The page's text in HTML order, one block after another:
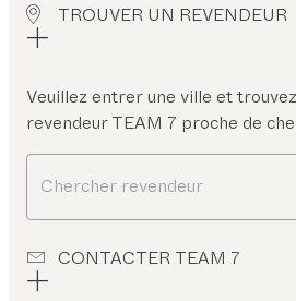
TROUVER UN REVENDEUR
Veuillez entrer une ville et
revendeur TEAM 7 proche de
Chercher revendeur
CONTACTER TEAM 7